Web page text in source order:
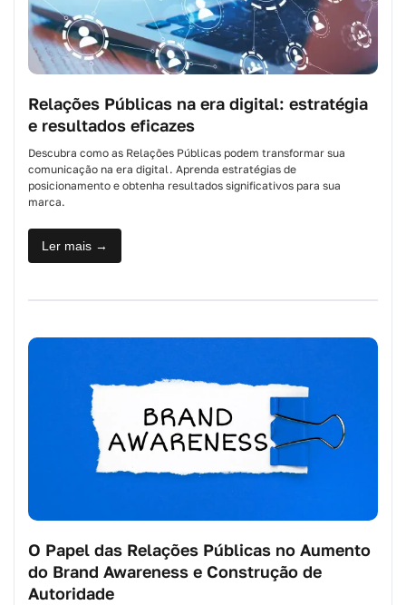
Relações Públicas na era digital: estratégia
e resultados eficazes
Descubra como as Relações Públicas podem transformar sua
comunicação na era digital. Aprenda estratégias de
posicionamento e obtenha resultados significativos para sua
marca.
Ler mais →
O Papel das Relações Públicas no Aumento
do Brand Awareness e Construção de
Autoridade